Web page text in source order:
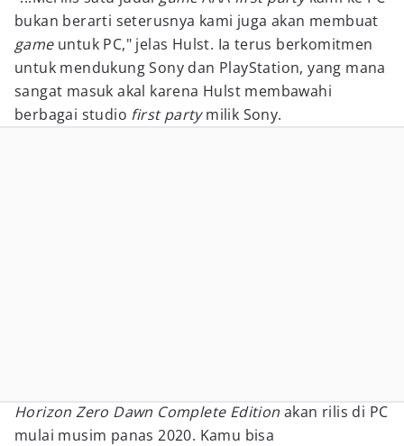
bukan berarti seterusnya kami juga akan membuat
gameuntuk PC," jelas Hulst. Ia terus berkomitmen
untuk mendukung Sony dan PlayStation, yang mana
sangat masuk akal karena Hulst membawahi
berbagai studio first partymilik Sony.
Horizon Zero Dawn Complete Edition akan rilis di PC
mulai musim panas 2020. Kamu bisa